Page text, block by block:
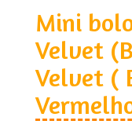
Mini
Velvet
Velvet (